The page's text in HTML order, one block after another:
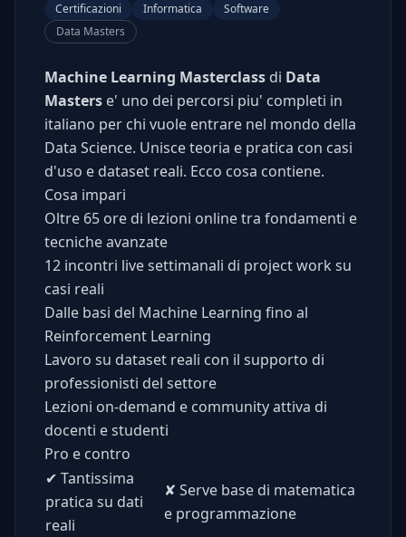
Certificazioni Informatica
Software
Data Masters
Machine Learning Masterclass di Data
Masters e' uno dei percorsi piu' completi in
italiano per chi vuole entrare nel mondo della
Data Science. Unisce teoria e pratica con casi
d'uso e dataset reali. Ecco cosa contiene.
Cosa impari
Oltre 65 ore di lezioni online tra fondamenti e
tecniche avanzate
12 incontri live settimanali di project work su
casi reali
Dalle basi del Machine Learning fino al
Reinforcement Learning
Lavoro su dataset reali con il supporto di
professionisti del settore
Lezioni on-demand e community attiva di
docenti e studenti
Pro e contro
✔ Tantissima
pratica su dati
reali
✘ Serve base di matematica
e programmazione